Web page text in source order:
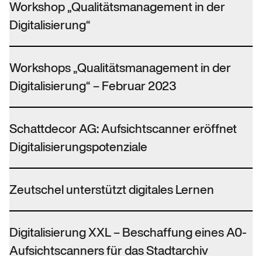
Workshop „Qualitätsmanagement in der
Digitalisierung“
Workshops „Qualitätsmanagement in der
Digitalisierung“ – Februar 2023
Schattdecor AG: Aufsichtscanner eröffnet
Digitalisierungspotenziale
Zeutschel unterstützt digitales Lernen
Digitalisierung XXL – Beschaffung eines A0-
Aufsichtscanners für das Stadtarchiv